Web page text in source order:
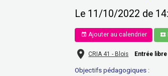
Le 11/10/2022 de
Ajouter au calendrier
CRIA 41 - Blois Entrée libre
Objectifs pédagogiques :